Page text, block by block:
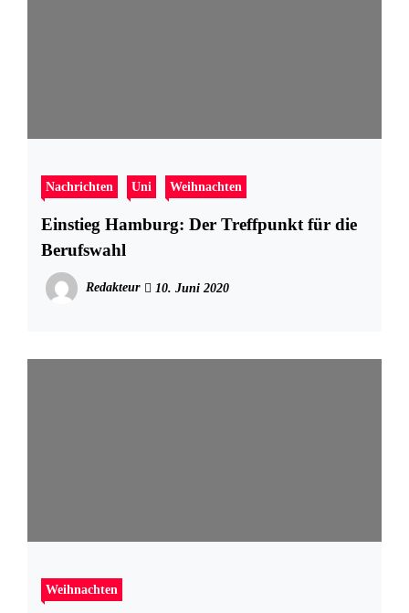
Nachrichten Uni Weihnachten
Einstieg Hamburg: Der Treffpunkt für die
Berufswahl
Redakteur 10. Juni 2020
Weihnachten